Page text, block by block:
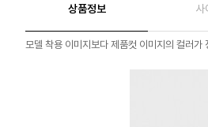
상품정보 사
모델 착용 이미지보다 제품컷 이미지의 컬러가